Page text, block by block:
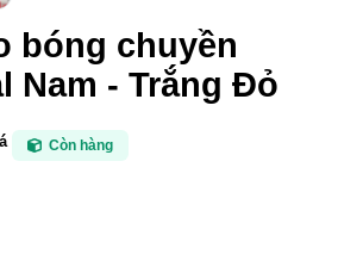
bóng chuyền
Nam - Trắng Đỏ
Còn hàng